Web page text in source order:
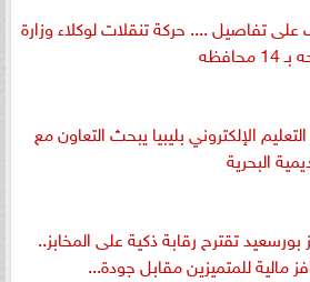
تفاصيل .... حركة تنقلات لوكلاء وزارة
محافظه
الإلكتروني بليبيا يبحث التعاون مع
البحرية
بورسعيد تقترح رقابة ذكية على المخابز..
مالية للمتميزين مقابل جودة...